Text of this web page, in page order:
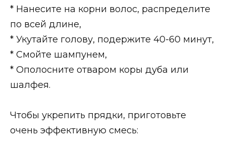
* Нанесите на корни волос, распределите
по всей длине,
* Укутайте голову, подержите 40-60 минут,
* Смойте шампунем,
* Ополосните отваром коры дуба или
шалфея.
Чтобы укрепить прядки, приготовьте
очень эффективную смесь: